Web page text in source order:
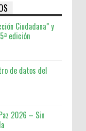
Ciudadana” y
edición
de datos del
2026 – Sin